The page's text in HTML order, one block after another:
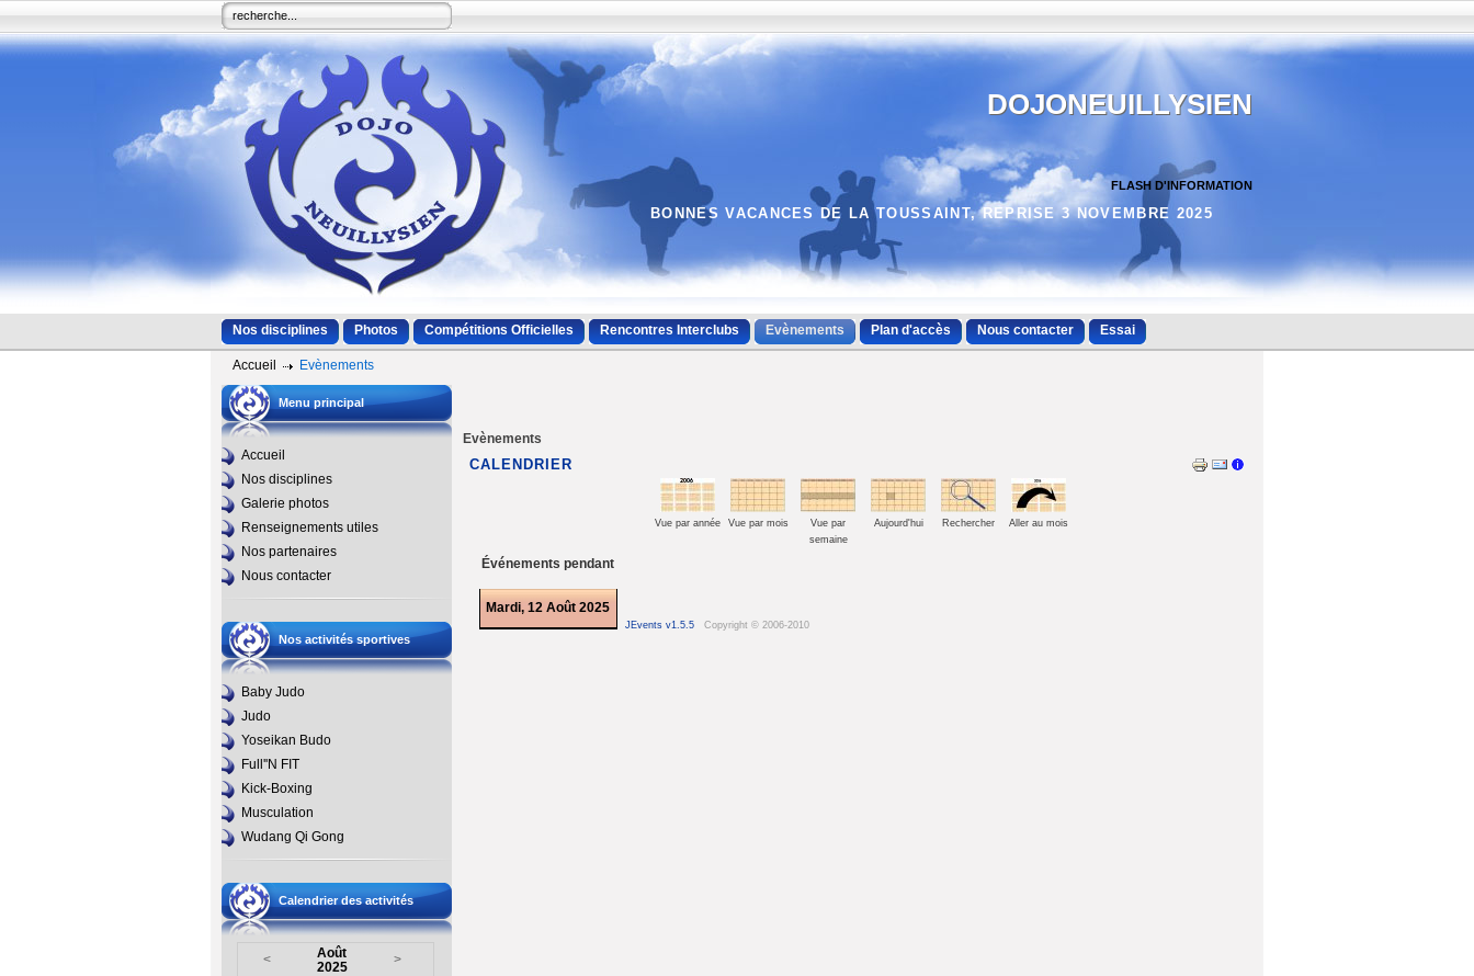
DOJONEUILLYSIEN
FLASH D'INFORMATION
BONNES VACANCES DE LA TOUSSAINT, REPRISE 3 NOVEMBRE 2025
Nos disciplines Photos Compétitions Officielles Rencontres Interclubs Evènements Plan d'accès Nous contacter Essai
Accueil Evènements
Menu principal
Accueil
Nos disciplines
Galerie photos
Renseignements utiles
Nos partenaires
Nous contacter
Nos activités sportives
Baby Judo
Judo
Yoseikan Budo
Full''N FIT
Kick-Boxing
Musculation
Wudang Qi Gong
Calendrier des activités
<
Août
2025
>
Evènements
CALENDRIER
Vue par année Vue par mois
Vue par
semaine
Aujourd'hui Rechercher Aller au mois
Événements pendant
Mardi, 12 Août 2025
JEvents v1.5.5 Copyright © 2006-2010